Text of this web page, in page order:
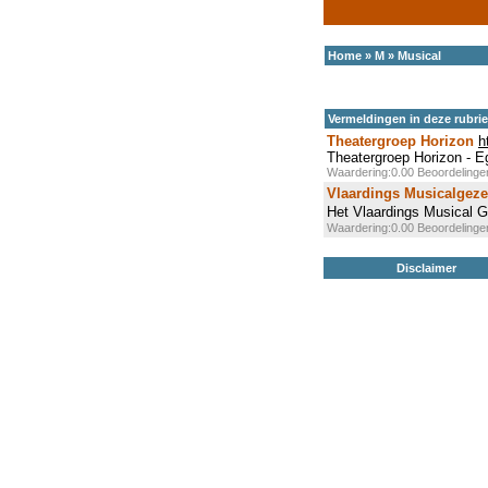
Home » M » Musical
Vermeldingen in deze
Theatergroep Horizon
Theatergroep Horizon -
Waardering:0.00
Vlaardings
Het Vlaardings Musical
Waardering:0.00
Disclaimer